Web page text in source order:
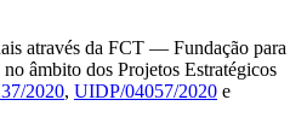
através da FCT — Fundação para
âmbito dos Projetos Estratégicos
2020, UIDP/04057/2020 e